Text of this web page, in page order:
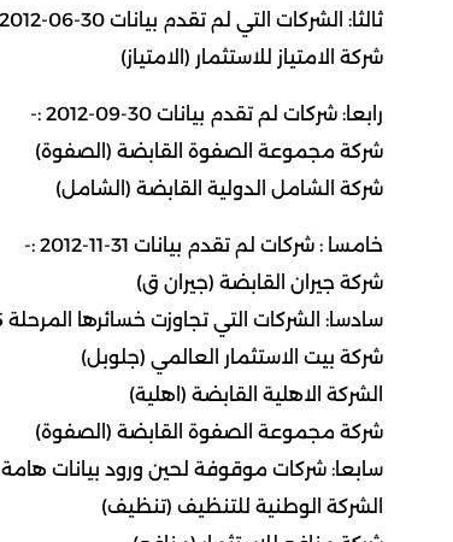
ثالثا: الشركات التي لم تقدم بيانات 30-06-2012و 30-09-2012 :-‏
شركة الامتياز للاستثمار (الامتياز‏)‏
رابعا: شركات لم تقدم بيانات 30-09-2012 :-
شركة مجموعة الصفوة القابضة (الصفوة)
شركة الشامل الدولية القابضة (الشامل)
خامسا : شركات لم تقدم بيانات 31-11-2012 :-‏
شركة جيران القابضة (جيران ق)‏
سادسا: الشركات التي تجاوزت خسائرها المرحلة 75% فأكثر من رأس المال :-‏
شركة بيت الاستثمار العالمي (جلوبل)‏
الشركة الاهلية القابضة (اهلية)‏
شركة مجموعة الصفوة القابضة (الصفوة)
سابعا: شركات موقوفة لحين ورود بيانات
الشركة الوطنية للتنظيف (تنظيف)